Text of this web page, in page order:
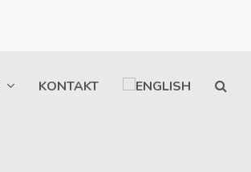
KONTAKT